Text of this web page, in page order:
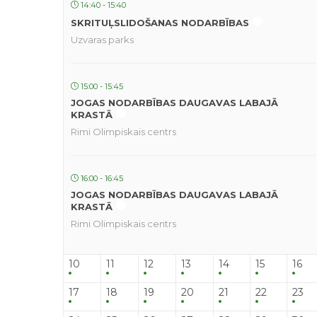
14:40 - 15:40
SKRITUĻSLIDOŠANAS NODARBĪBAS
Uzvaras parks
15:00 - 15:45
JOGAS NODARBĪBAS DAUGAVAS LABAJĀ
KRASTĀ
Rimi Olimpiskais centrs
16:00 - 16:45
JOGAS NODARBĪBAS DAUGAVAS LABAJĀ
KRASTĀ
Rimi Olimpiskais centrs
10 11 12 13 14 15 16
17 18 19 20 21 22 23